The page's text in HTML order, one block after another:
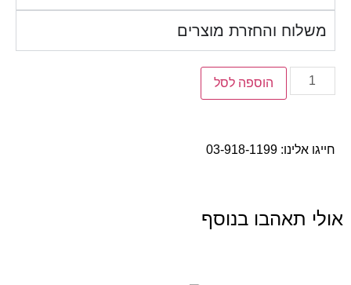
משלוח והחזרת מוצרים
הוספה לסל
חייגו אלינו: 03-918-1199
אולי תאהבו בנוסף